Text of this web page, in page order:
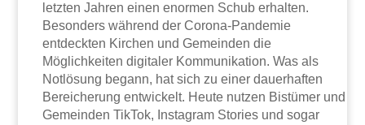
letzten Jahren einen enormen Schub erhalten.
Besonders während der Corona-Pandemie
entdeckten Kirchen und Gemeinden die
Möglichkeiten digitaler Kommunikation. Was als
Notlösung begann, hat sich zu einer dauerhaften
Bereicherung entwickelt. Heute nutzen Bistümer und
Gemeinden TikTok, Instagram Stories und sogar